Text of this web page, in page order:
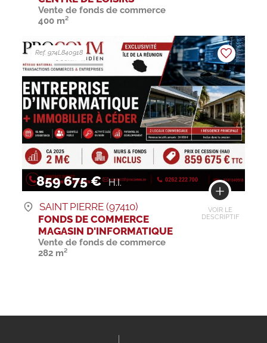
Vente de fonds de commerce
400 m²
859 675 € H.I.
VOIR LE
DESCRIPTIF
Ref. 974L840918
SAINT PIERRE (97410)
FONDS DE COMMERCE
MAGASIN D'INFORMATIQUE
Vente de fonds de commerce
282 m²